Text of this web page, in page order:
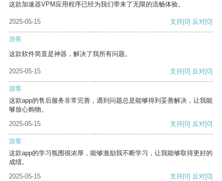
这款加速器VPM应用程序已经为我们带来了无限的流畅体验。
2025-05-15 支持[0] 反对[0]
游客
这款软件简直是神器，解决了我所有问题。
2025-05-15 支持[0] 反对[0]
游客
这款app的售后服务非常完善，遇到问题总是能够得到妥善解决，让我能
够放心购物。
2025-05-15
支持[0] 反对[0]
游客
这款app的学习氛围很浓厚，能够激励我不断学习，让我能够取得更好的
成绩。
2025-05-15
支持[0] 反对[0]